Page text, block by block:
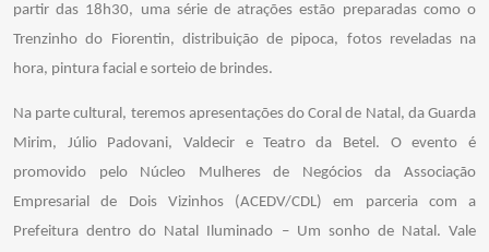
partir das 18h30, uma série de atrações estão preparadas como o
Trenzinho do Fiorentin, distribuição de pipoca, fotos reveladas na
hora, pintura facial e sorteio de brindes.
Na parte cultural, teremos apresentações do Coral de Natal, da Guarda
Mirim, Júlio Padovani, Valdecir e Teatro da Betel. O evento é
promovido pelo Núcleo Mulheres de Negócios da Associação
Empresarial de Dois Vizinhos (ACEDV/CDL) em parceria com a
Prefeitura dentro do Natal Iluminado – Um sonho de Natal. Vale